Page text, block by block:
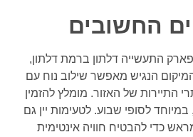
החשובים
התעשייה דלתון ברמת דלתון,
הנגיש מאפשר שילוב נוח עם
התיירות של האזור. מומלץ להזמין
לסופי שבוע. לטעימות יין גם
כדי להבטיח חוויה אינטימית